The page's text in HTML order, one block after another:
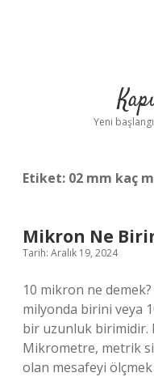
Yeni
Etiket: 02 mm kaç
Mikron Ne
Tarih: Aralık 19, 2024
10 mikron ne
milyonda birini veya
bir uzunluk birimidir.
Mikrometre, metrik
olan mesafeyi